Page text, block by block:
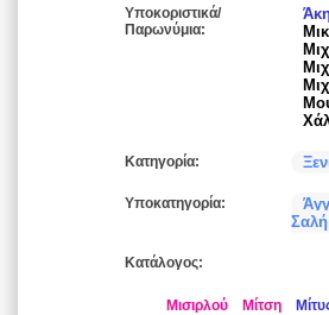
Υποκοριστικά/
Παρωνύμια:
Κατηγορία:
Υποκατηγορία:
Σαλή
Κατάλογος:
Μισιρλού Μίτση